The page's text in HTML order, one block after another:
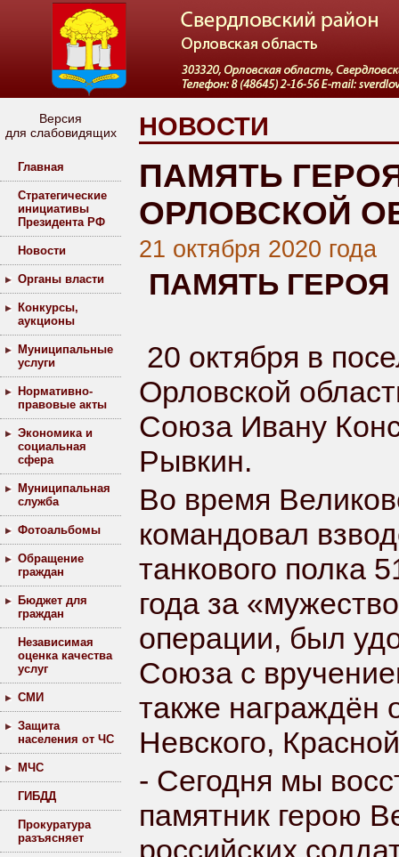
Версия
для слабовидящих
Главная
Стратегические
инициативы
Президента РФ
Новости
Органы власти
Конкурсы,
аукционы
Муниципальные
услуги
Нормативно-
правовые акты
Экономика и
социальная
сфера
Муниципальная
служба
Фотоальбомы
Обращение
граждан
Бюджет для
граждан
Независимая
оценка качества
услуг
СМИ
Защита
населения от ЧС
МЧС
ГИБДД
Прокуратура
разъясняет
НОВОСТИ
ПАМЯТЬ
ОРЛОВСКОЙ
21 октября 2020 года
ПАМЯТЬ
20 октября в
Орловской
Союза Ивану
Рывкин.
Во время
командовал
танкового полка
года за
операции, был
Союза с
также награждён
Невского,
- Сегодня мы
памятник герою
российских